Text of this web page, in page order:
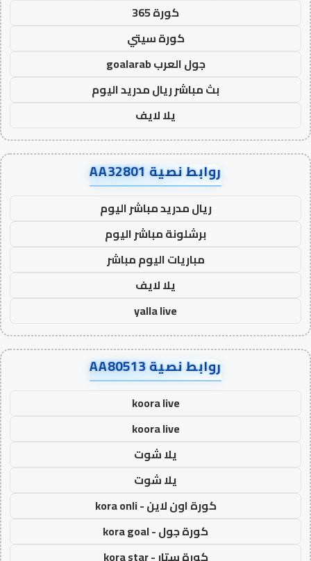
كورة 365
كورة سيتي
جول العرب goalarab
بث مباشر ريال مدريد اليوم
يلا لايف
روابط نصية AA32801
ريال مدريد مباشر اليوم
برشلونة مباشر اليوم
مباريات اليوم مباشر
يلا لايف
yalla live
روابط نصية AA80513
koora live
koora live
يلا شوت
يلا شوت
كورة اون لاين - kora onli
كورة جول - kora goal